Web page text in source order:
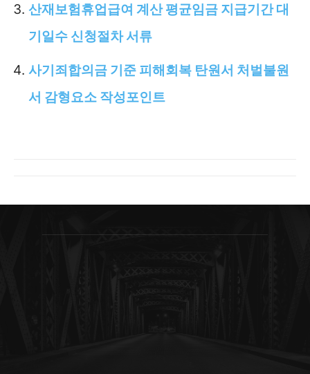
산재보험휴업급여 계산 평균임금 지급기간 대
기일수 신청절차 서류
사기죄합의금 기준 피해회복 탄원서 처벌불원
서 감형요소 작성포인트